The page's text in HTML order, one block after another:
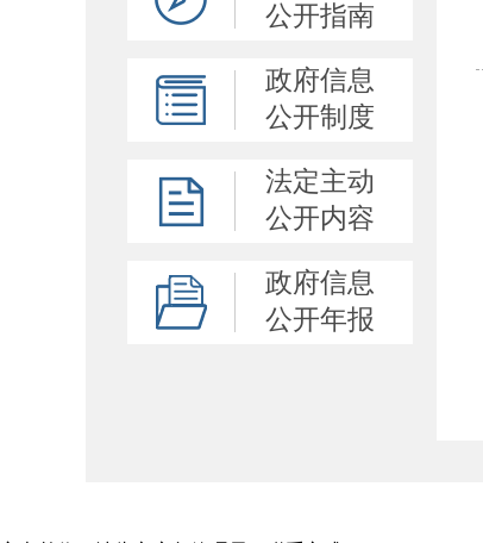
公开指南
政府信息
公开制度
法定主动
公开内容
政府信息
公开年报